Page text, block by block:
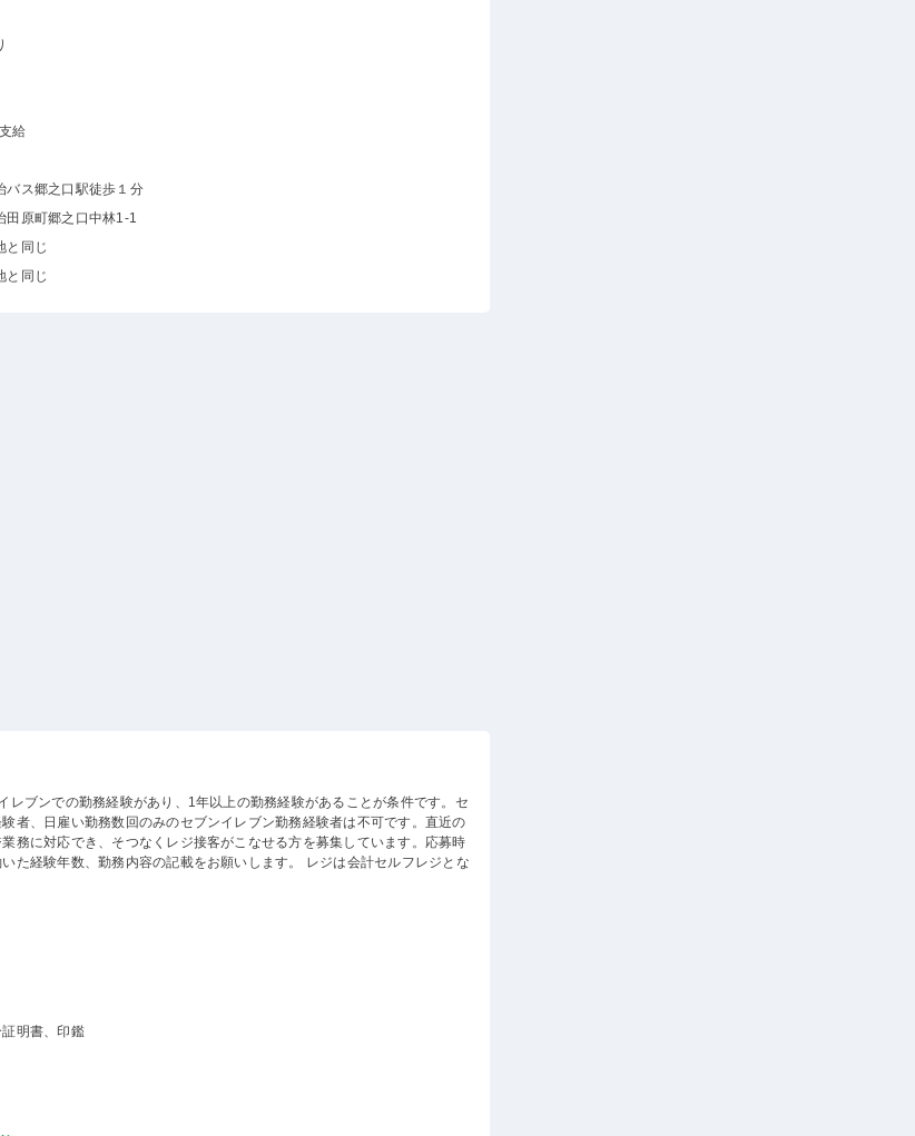
給
バス郷之口駅徒歩１分
田原町郷之口中林1-1
と同じ
と同じ
レブンでの勤務経験があり、1年以上の勤務経験があることが条件です。セ
者、日雇い勤務数回のみのセブンイレブン勤務経験者は不可です。直近の
務に対応でき、そつなくレジ接客がこなせる方を募集しています。応募時
た経験年数、勤務内容の記載をお願いします。 レジは会計セルフレジとな
明書、印鑑